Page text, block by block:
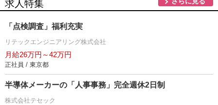
求人特集
「点検調査」福利充実
リテックエンジニアリング株式会社
月給26万円～42万円
正社員 / 東京都
半導体メーカーの「人事事務」完全週休2日制
株式会社テセック